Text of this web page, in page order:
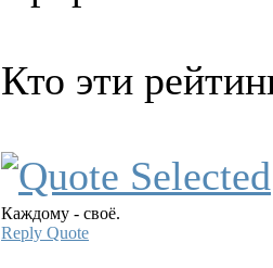
Кто эти
Каждому - своё.
Reply Quote